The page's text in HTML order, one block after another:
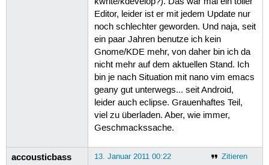
Editor, leider ist er mit jedem Update nur
noch schlechter geworden. Und naja, seit
ein paar Jahren benutze ich kein
Gnome/KDE mehr, von daher bin ich da
nicht mehr auf dem aktuellen Stand. Ich
bin je nach Situation mit nano vim emacs
geany gut unterwegs... seit Android,
leider auch eclipse. Grauenhaftes Teil,
viel zu überladen. Aber, wie immer,
Geschmackssache.
accousticbass Zitieren
13. Januar 2011 00:22